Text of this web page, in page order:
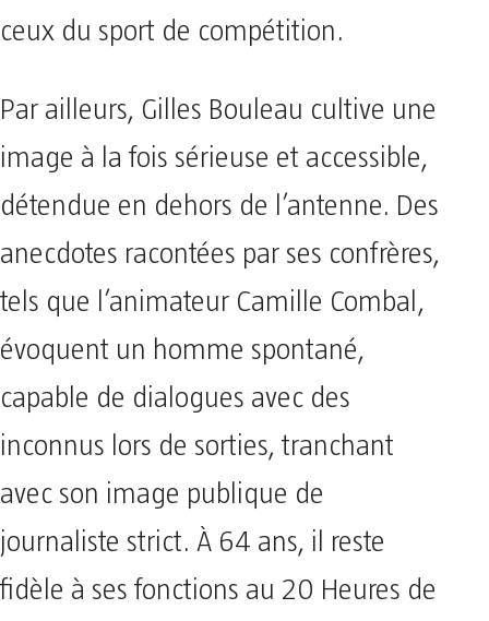
ceux du sport de compétition.
Par ailleurs, Gilles Bouleau cultive une
image à la fois sérieuse et accessible,
détendue en dehors de l’antenne. Des
anecdotes racontées par ses confrères,
tels que l’animateur Camille Combal,
évoquent un homme spontané,
capable de dialogues avec des
inconnus lors de sorties, tranchant
avec son image publique de
journaliste strict. À 64 ans, il reste
fidèle à ses fonctions au 20 Heures de